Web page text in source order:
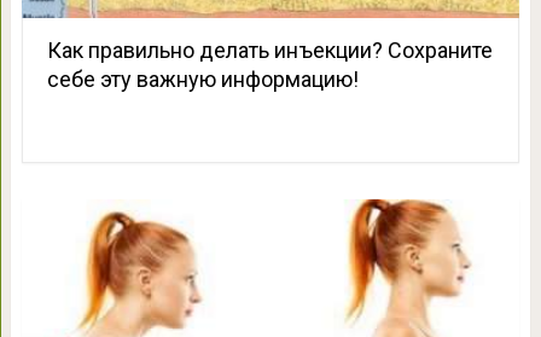
Как правильно делать инъекции? Сохраните
себе эту важную информацию!